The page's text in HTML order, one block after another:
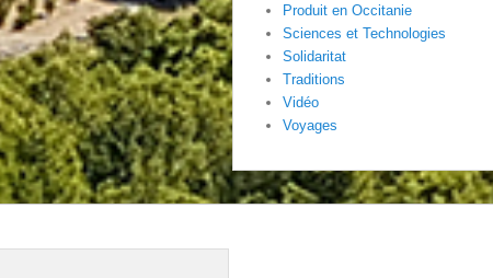
Produit en Occitanie
Sciences et Technologies
Solidaritat
Traditions
Vidéo
Voyages